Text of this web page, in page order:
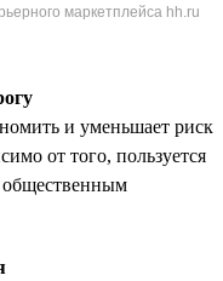
маркетплейса hh.ru
и уменьшает риск
от того, пользуется